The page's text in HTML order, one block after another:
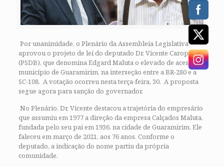
Por unanimidade, o Plenário da Assembleia Legislativa
aprovou o projeto de lei do deputado Dr. Vicente Caropreso
(PSDB), que denomina Edgard Maluta o elevado de acesso ao
município de Guaramirim, na interseção entre a BR-280 e a
SC-108. A votação ocorreu nesta terça-feira, 30. A proposta
segue agora para sanção do governador.
No Plenário, Dr. Vicente destacou a trajetória do empresário
que assumiu em 1977 a direção da empresa Calçados Maluta,
fundada pelo seu pai em 1936, na cidade de Guaramirim. Ele
faleceu em março de 2021, aos 76 anos. Conforme o
deputado, a indicação do nome partiu da própria
comunidade.